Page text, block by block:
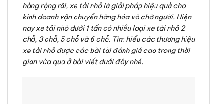
hàng rộng rãi, xe tải nhỏ là giải pháp hiệu quả cho
kinh doanh vận chuyển hàng hóa và chở người. Hiện
nay xe tải nhỏ dưới 1 tấn có nhiều loại xe tải nhỏ 2
chỗ, 3 chỗ, 5 chỗ và 6 chỗ. Tìm hiểu các thương hiệu
xe tải nhỏ được các bài tài đánh giá cao trong thời
gian vừa qua ở bài viết dưới đây nhé.